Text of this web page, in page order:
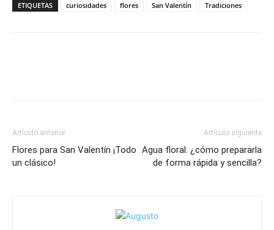
ETIQUETAS curiosidades flores San Valentín Tradiciones
Artículo anterior
Flores para San Valentín ¡Todo
un clásico!
Artículo siguiente
Agua floral: ¿cómo prepararla
de forma rápida y sencilla?